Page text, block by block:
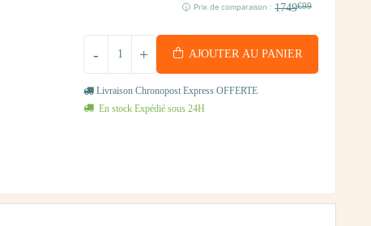
Prix de comparaison : 1749€99
+
- AJOUTER AU PANIER
Livraison Chronopost Express OFFERTE
En stock Expédié sous 24H